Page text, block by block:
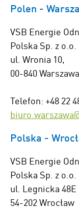
Polen -
VSB Energie
Polska Sp. z o.o.
ul. Wronia 10,
00-840 Warszawa
Telefon: +48 22
Polska -
VSB Energie
Polska Sp. z o.o.
ul. Legnicka 48E
54-202 Wrocław